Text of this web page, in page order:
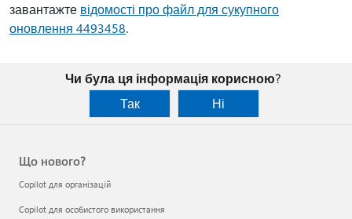
завантажте відомості про файл для сукупного
оновлення 4493458.
Чи була ця інформація корисною?
Так
Ні
Що нового?
Copilot для організацій
Copilot для особистого використання